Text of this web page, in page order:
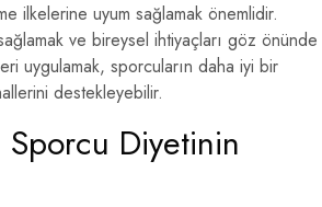
ilkelerine uyum sağlamak önemlidir.
ve bireysel ihtiyaçları göz önünde
uygulamak, sporcuların daha iyi bir
destekleyebilir.
Diyetinin